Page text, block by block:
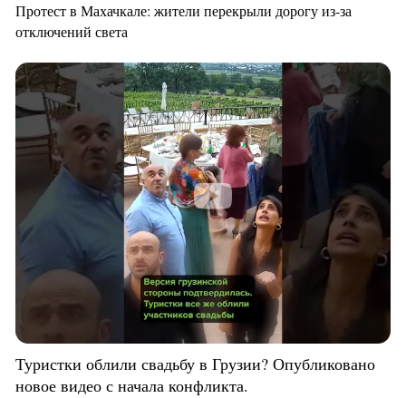
Протест в Махачкале: жители перекрыли дорогу из-за
отключений света
Туристки облили свадьбу в Грузии? Опубликовано
новое видео с начала конфликта.